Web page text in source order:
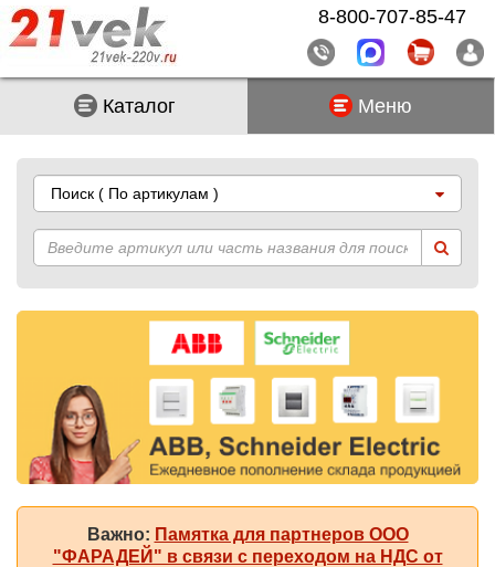
Каталог Меню
Поиск ( По артикулам )
Важно: Памятка для партнеров ООО
"ФАРАДЕЙ" в связи с переходом на НДС от
8-800-707-85-47